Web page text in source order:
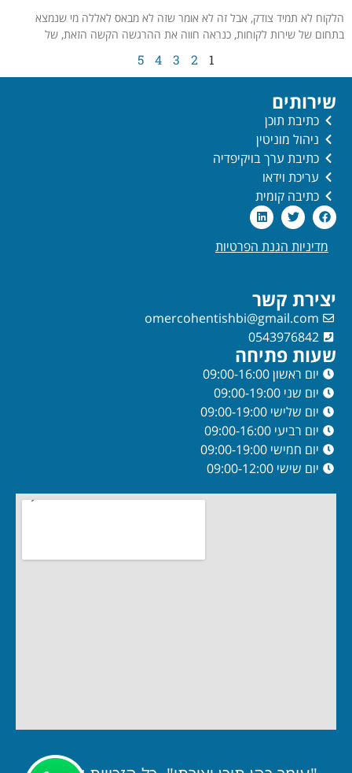
הלקוח לא תמיד צודק, אבל זה לא אומר שזה לא מבאס לאללה מי שנמצא
בתחום של שירות לקוחות, כנראה חווה את ההרגשה הקשה הזאת, של
1
2
3
4
5
שירותים
כתיבת תוכן
ניהול מוניטין
כתיבת ערך בויקיפדיה
עריכת וידאו
כתיבה קומית
מדיניות הגנת הפרטיות
יצירת קשר
omercohentishbi@gmail.com
0543976842
שעות פתיחה
יום ראשון 09:00-16:00
יום שני 09:00-19:00
יום שלישי 09:00-19:00
יום רביעי 09:00-16:00
יום חמישי 09:00-19:00
יום שישי 09:00-12:00